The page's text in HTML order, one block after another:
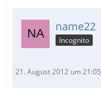
name22
Incognito
21. August 2012 um 21:05